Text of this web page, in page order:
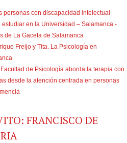
personas con discapacidad intelectual
estudiar en la Universidad – Salamanca -
de La Gaceta de Salamanca
Freijo y Tita. La Psicología en
Facultad de Psicología aborda la terapia con
desde la atención centrada en personas
FRANCISCO DE